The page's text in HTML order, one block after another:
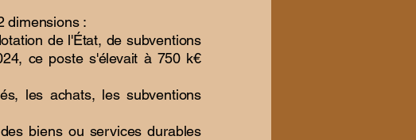
dimensions :
de l'État, de subventions
ce poste s'élevait à 750 k€
les achats, les subventions
biens ou services durables